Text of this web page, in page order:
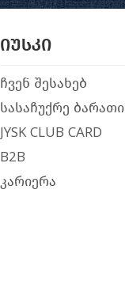
იუსკი
ჩვენ შესახებ
სასაჩუქრე ბარათი
JYSK CLUB CARD
B2B
კარიერა